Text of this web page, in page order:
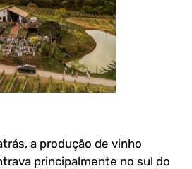
a produção de vinho
principalmente no sul do